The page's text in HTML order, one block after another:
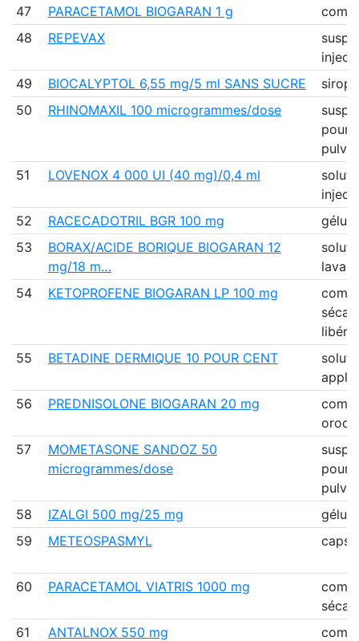
47 PARACETAMOL BIOGARAN 1 g
48
REPEVAX
49
BIOCALYPTOL 6,55 mg/5 ml SANS SUCRE
sirop
50
RHINOMAXIL 100 microgrammes/dose
pour
51
LOVENOX 4 000 UI (40 mg)/0,4 ml
52
RACECADOTRIL BGR 100 mg
gélule
53
BORAX/ACIDE BORIQUE BIOGARAN 12
mg/18 m…
54
KETOPROFENE BIOGARAN LP 100 mg
55
BETADINE DERMIQUE 10 POUR CENT
56
PREDNISOLONE BIOGARAN 20 mg
57
MOMETASONE SANDOZ 50
microgrammes/dose
pour
58
IZALGI 500 mg/25 mg
gélule
59
METEOSPASMYL
60 PARACETAMOL VIATRIS 1000 mg
61
ANTALNOX 550 mg